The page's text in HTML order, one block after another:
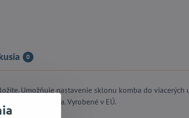
0
Umožňuje nastavenie sklonu komba do viacerých
kg. Farba: čierna. Vyrobené v EÚ.